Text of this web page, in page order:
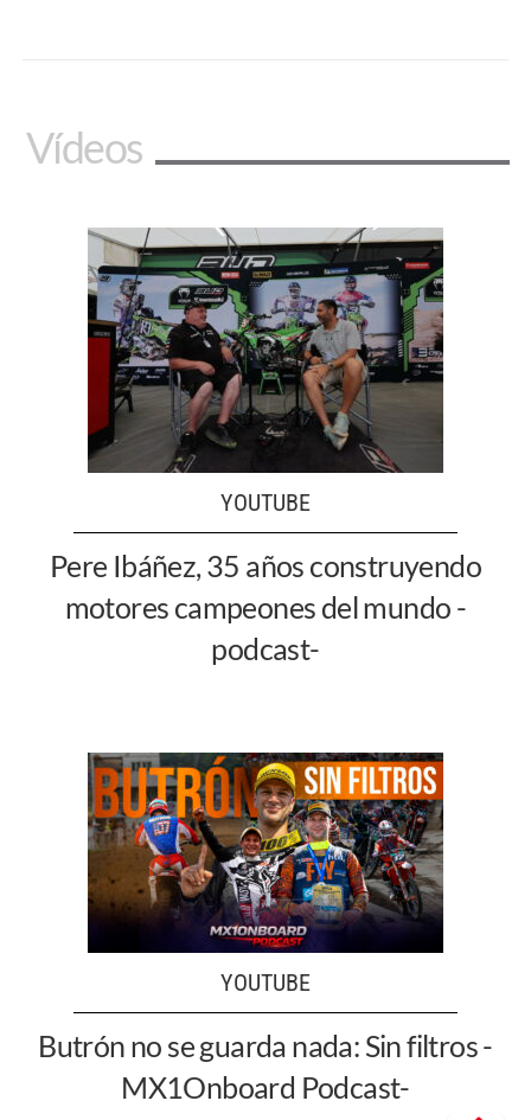
Vídeos
YOUTUBE
Pere Ibáñez, 35 años construyendo
motores campeones del mundo -
podcast-
YOUTUBE
Butrón no se guarda nada: Sin filtros -
MX1Onboard Podcast-